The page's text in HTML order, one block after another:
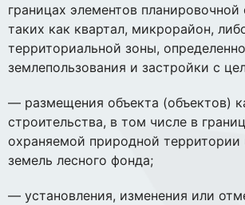
границах элементов планировочной
таких как квартал, микрорайон,
территориальной зоны,
землепользования и застройки с
— размещения объекта (объектов)
строительства, в том числе в
охраняемой природной территории
земель лесного фонда;
— установления, изменения или